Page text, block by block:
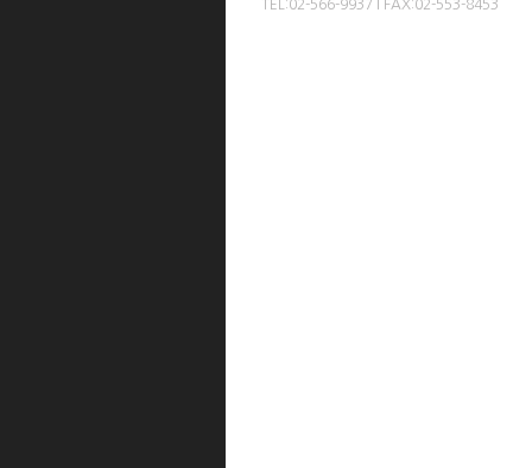
TEL:02-566-9937 l FAX:02-553-8453